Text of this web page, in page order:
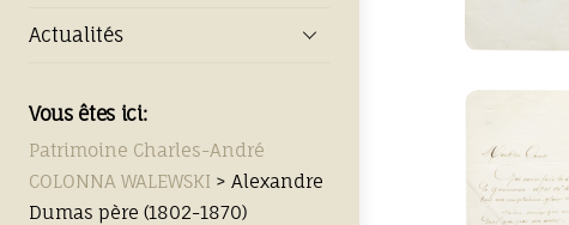
Actualités
Vous êtes ici:
Patrimoine Charles-André
COLONNA WALEWSKI > Alexandre
Dumas père (1802-1870)